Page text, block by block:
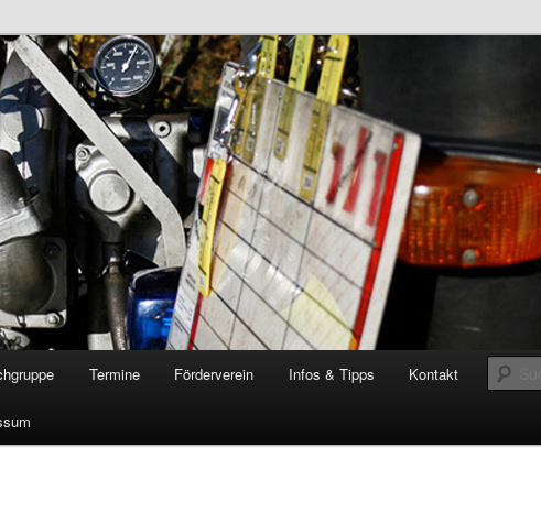
Rodenkirchen
Termine Förderverein Infos & Tipps Kontakt